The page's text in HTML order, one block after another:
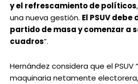
y el refrescamiento de políticos
una nueva gestión. El PSUV
partido de masa y comenzar a
cuadros”.
Hernández considera que el PSUV
maquinaria netamente